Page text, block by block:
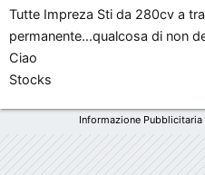
Tutte Impreza Sti da 280cv a
permanente...qualcosa di non
Ciao
Stocks
Informazione